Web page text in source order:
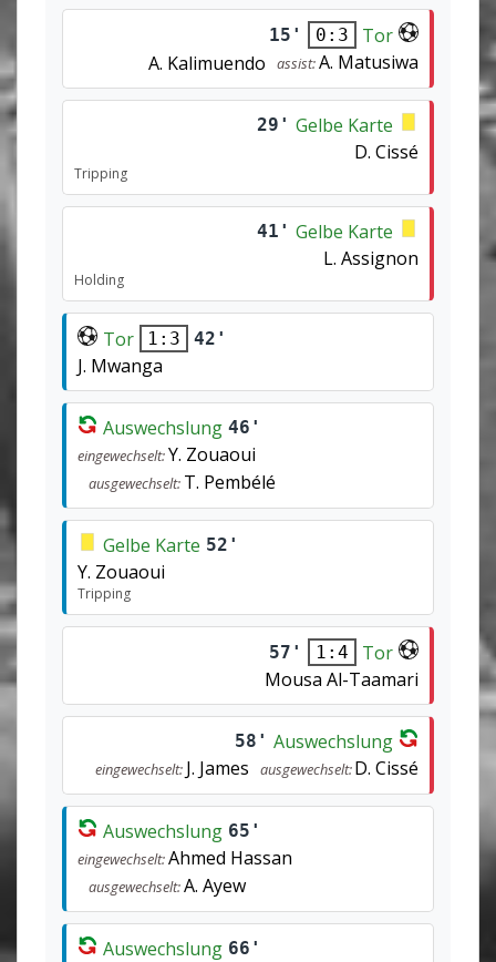
15' 0:3
Tor
A. Kalimuendo
assist:A. Matusiwa
29' Gelbe Karte
D. Cissé
Tripping
41' Gelbe Karte
L. Assignon
Holding
Tor 1:3 42'
J. Mwanga
Auswechslung 46'
eingewechselt:Y. Zouaoui
ausgewechselt: T. Pembélé
Gelbe Karte 52'
Y. Zouaoui
Tripping
57' 1:4
Tor
Mousa Al-Taamari
58' Auswechslung
eingewechselt: J. James ausgewechselt:D. Cissé
Auswechslung 65'
eingewechselt:Ahmed Hassan
ausgewechselt:A. Ayew
Auswechslung 66'